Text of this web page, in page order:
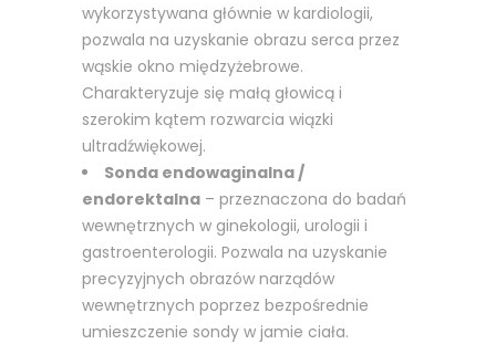
wykorzystywana głównie w kardiologii,
pozwala na uzyskanie obrazu serca przez
wąskie okno międzyżebrowe.
Charakteryzuje się małą głowicą i
szerokim kątem rozwarcia wiązki
ultradźwiękowej.
Sonda endowaginalna /
endorektalna – przeznaczona do badań
wewnętrznych w ginekologii, urologii i
gastroenterologii. Pozwala na uzyskanie
precyzyjnych obrazów narządów
wewnętrznych poprzez bezpośrednie
umieszczenie sondy w jamie ciała.